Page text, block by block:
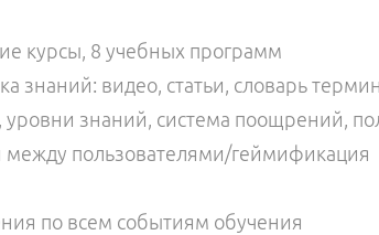
курсы, 8 учебных программ
знаний: видео, статьи, словарь
уровни знаний, система поощрений,
между пользователями/геймификация
по всем событиям обучения